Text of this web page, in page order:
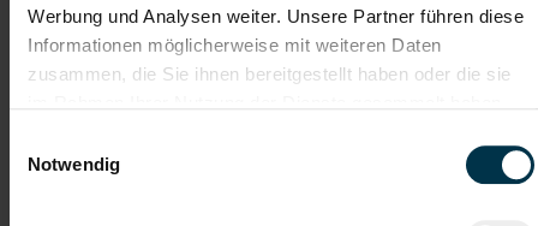
Werbung und Analysen weiter. Unsere Partner führen diese
Informationen möglicherweise mit weiteren Daten
zusammen, die Sie ihnen bereitgestellt haben oder die sie
Notwendig
Aufstiegsmöglichkeiten